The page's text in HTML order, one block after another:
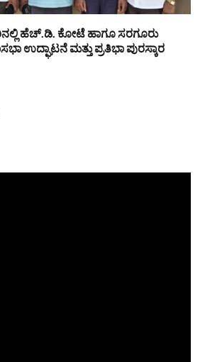
ಹೆಚ್.ಡಿ. ಕೋಟೆ ಹಾಗೂ ಸರಗೂರು
ಉದ್ಘಾಟನೆ ಮತ್ತು ಪ್ರತಿಭಾ ಪುರಸ್ಕಾರ